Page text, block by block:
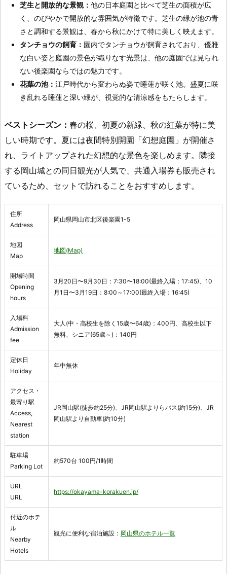
芝生と開放的な景観： 他の日本庭園と比べて芝生の面積が広
く、のびやかで開放的な雰囲気が特徴です。芝生の緑が池の青
さと調和する景観は、春から秋にかけて特に美しく映えます。
タンチョウの飼育： 園内でタンチョウが飼育されており、優雅
な白い姿と庭園の景色が織りなす光景は、他の庭園では見られ
ない後楽園ならではの魅力です。
花葉の池： 江戸時代から変わらぬ姿で睡蓮が咲く池。盛夏に咲
き乱れる睡蓮と深い緑が、視覚的な清涼感をもたらします。
ベストシーズン： 春の桜、初夏の新緑、秋の紅葉が特に美
しい時期です。夏には夜間特別開園「幻想庭園」が開催さ
れ、ライトアップされた幻想的な景色を楽しめます。隣接
する岡山城との同日観光が人気で、共通入場券も販売され
ているため、セットで訪れることをおすすめします。
住所
Address
岡山県岡山市北区後楽園1-5
地図
Map
地図(Map)
開場時間
Opening
hours
3月20日〜9月30日：7:30〜18:00(最終入場：17:45)、10
月1日〜3月19日：8:00～17:00(最終入場：16:45)
入場料
Admission
fee
大人(中・高校生を除く15歳〜64歳)：400円、高校生以下
無料、シニア(65歳～)：140円
定休日
Holiday
年中無休
アクセス・
最寄り駅
Access,
Nearest
station
JR岡山駅(徒歩約25分)、JR岡山駅よりらバス(約15分)、JR
岡山駅より自動車(約10分)
駐車場
Parking Lot
約570台 100円/1時間
URL
URL
https://okayama-korakuen.jp/
付近のホテ
ル
Nearby
Hotels
観光に便利な宿泊施設： 岡山県のホテル一覧